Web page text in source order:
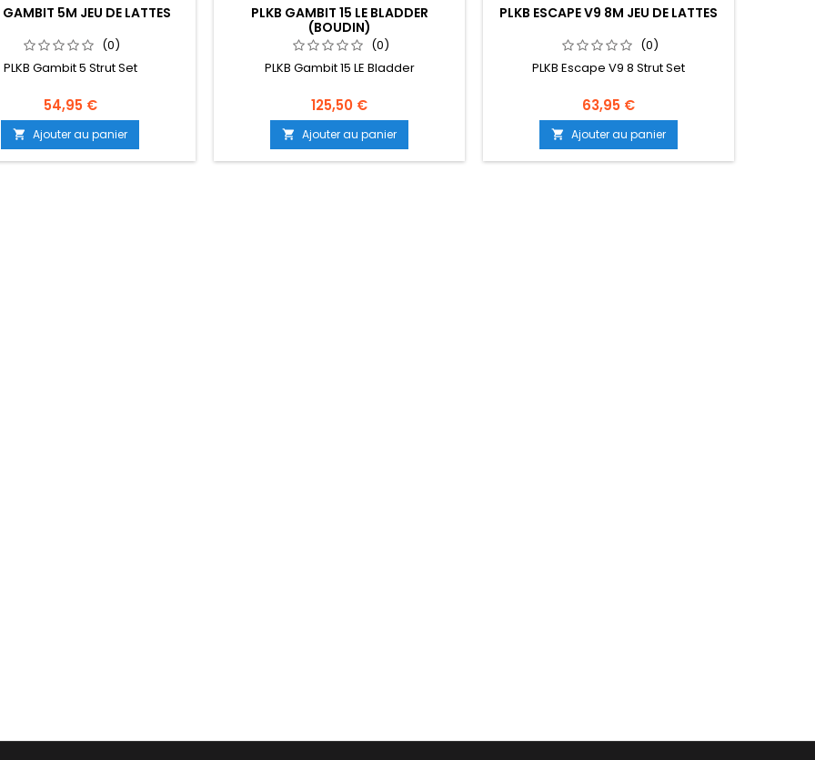
GAMBIT 5M JEU DE LATTES
(0)
PLKB Gambit 5 Strut Set
54,95 €
 Ajouter au panier
PLKB GAMBIT 15 LE BLADDER
(BOUDIN)
(0)
PLKB Gambit 15 LE Bladder
125,50 €
 Ajouter au panier
PLKB ESCAPE V9 8M JEU DE LATTES
(0)
PLKB Escape V9 8 Strut Set
63,95 €
 Ajouter au panier